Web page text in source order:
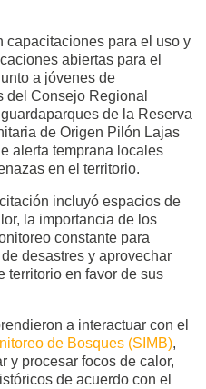
capacitaciones para el uso y
abiertas para el
a jóvenes de
del Consejo Regional
de la Reserva
de Origen Pilón Lajas
alerta temprana locales
en el territorio.
incluyó espacios de
la importancia de los
constante para
desastres y aprovechar
territorio en favor de sus
a interactuar con el
de Bosques (SIMB),
y procesar focos de calor,
de acuerdo con el